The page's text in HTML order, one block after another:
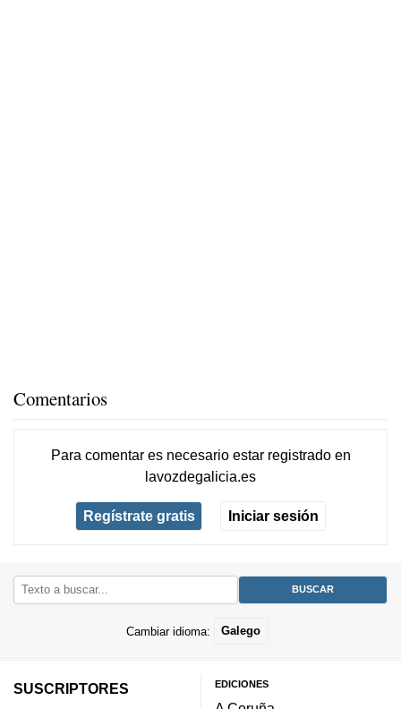
Comentarios
Para comentar es necesario estar registradoen
lavozdegalicia.es
Regístrate gratis Iniciar sesión
Cambiar idioma: Galego
SUSCRIPTORES
EDICIONES